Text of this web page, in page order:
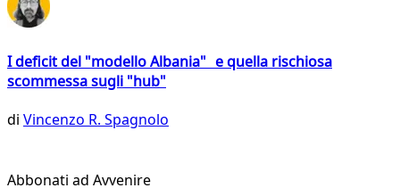
I deficit del "modello Albania" e quella rischiosa
scommessa sugli "hub"
di Vincenzo R. Spagnolo
Abbonati ad Avvenire